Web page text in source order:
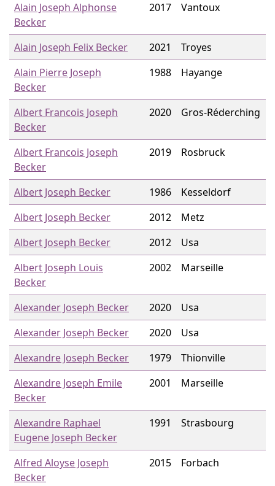
Alain Joseph Alphonse
Becker
2017 Vantoux
Alain Joseph Felix Becker 2021
Troyes
Alain Pierre Joseph
Becker
1988 Hayange
Albert Francois Joseph
Becker
2020 Gros-Réderching
Albert Francois Joseph
Becker
2019 Rosbruck
Albert Joseph Becker 1986
Kesseldorf
Albert Joseph Becker
2012
Metz
Albert Joseph Becker
2012
Usa
Albert Joseph Louis
Becker
2002 Marseille
Alexander Joseph Becker 2020
Usa
Alexander Joseph Becker
2020
Usa
Alexandre Joseph Becker
1979
Thionville
Alexandre Joseph Emile
Becker
2001 Marseille
Alexandre Raphael
Eugene Joseph Becker
1991 Strasbourg
Alfred Aloyse Joseph
Becker
2015 Forbach